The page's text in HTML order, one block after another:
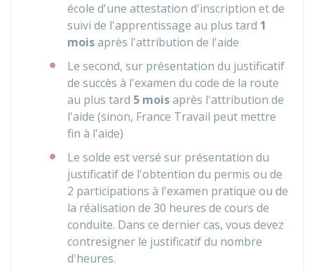
école d'une attestation d'inscription et de
suivi de l'apprentissage au plus tard 1
moisaprès l'attribution de l'aide
Le second, sur présentation du justificatif
de succès à l'examen du code de la route
au plus tard 5 moisaprès l'attribution de
l'aide (sinon, France Travail peut mettre
fin à l'aide)
Le solde est versé sur présentation du
justificatif de l'obtention du permis ou de
2 participations à l'examen pratique ou de
la réalisation de 30 heures de cours de
conduite. Dans ce dernier cas, vous devez
contresigner le justificatif du nombre
d'heures.